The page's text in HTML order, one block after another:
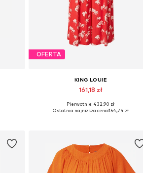
OFERTA
KING LOUIE
161,18 zł
Dostępne rozmiary: 40, 42
Pierwotnie: 432,90 zł
Ostatnia najniższa cena:154,74 zł